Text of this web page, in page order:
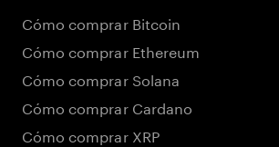
Cómo comprar Bitcoin
Cómo comprar Ethereum
Cómo comprar Solana
Cómo comprar Cardano
Cómo comprar XRP